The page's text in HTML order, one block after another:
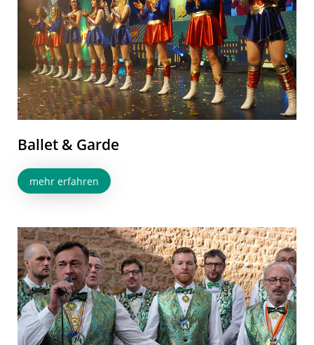
Ballet & Garde
mehr erfahren